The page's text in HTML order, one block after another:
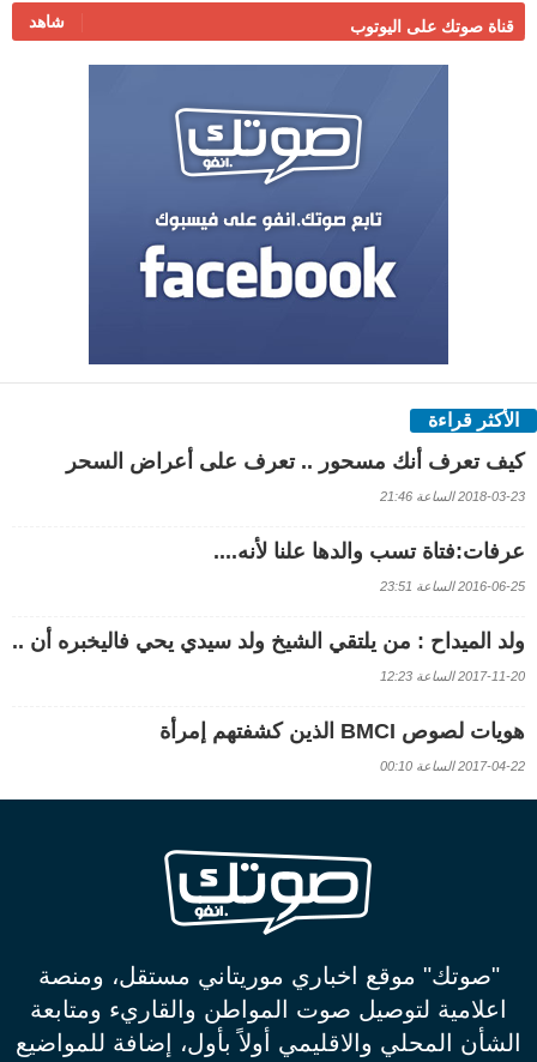
قناة صوتك على اليوتوب شاهد
الأكثر قراءة
كيف تعرف أنك مسحور .. تعرف على أعراض السحر
2018-03-23 الساعة 21:46
عرفات:فتاة تسب والدها علنا لأنه....
2016-06-25 الساعة 23:51
ولد الميداح : من يلتقي الشيخ ولد سيدي يحي فاليخبره أن ..
2017-11-20 الساعة 12:23
هويات لصوص BMCI الذين كشفتهم إمرأة
2017-04-22 الساعة 00:10
"صوتك" موقع اخباري موريتاني مستقل، ومنصة
اعلامية لتوصيل صوت المواطن والقاريء ومتابعة
الشأن المحلي والاقليمي أولاً بأول، إضافة للمواضيع